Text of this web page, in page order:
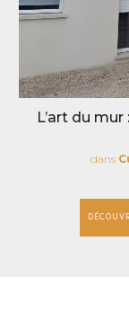
L’art du
dans